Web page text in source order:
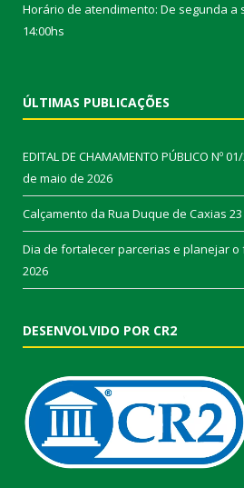
Horário de atendimento: De segunda a
14:00hs
ÚLTIMAS PUBLICAÇÕES
EDITAL DE CHAMAMENTO PÚBLICO Nº
de maio de 2026
Calçamento da Rua Duque de Caxias
Dia de fortalecer parcerias e planejar o
2026
DESENVOLVIDO POR CR2